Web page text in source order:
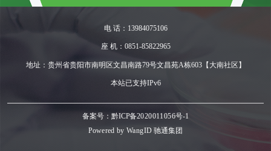
电 话：13984075106
座 机：0851-85822965
地址：贵州省贵阳市南明区文昌南路79号文昌苑A栋603【大南社区】
本站已支持IPv6
备案号：黔ICP备2020011056号-1
Powered by WangID 驰通集团